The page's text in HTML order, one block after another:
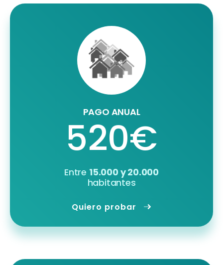
PAGO ANUAL
520€
Entre 15.000 y 20.000
habitantes
Quiero probar